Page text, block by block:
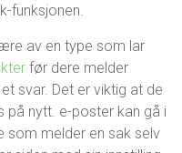
funksjonen.
av en type som lar
før dere melder
svar. Det er viktig at de
på nytt. e-poster kan gå i
som melder en sak selv